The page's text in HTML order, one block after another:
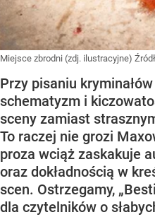
Miejsce zbrodni (zdj. ilustracyjne)
Przy pisaniu
schematyzm i
sceny zamiast
To raczej nie grozi
proza wciąż zaskakuje
oraz dokładnością w
scen. Ostrzegamy,
dla czytelników o